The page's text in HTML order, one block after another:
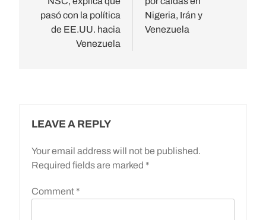
pasó con la política
de EE.UU. hacia
Venezuela
Nigeria, Irán y
Venezuela
LEAVE A REPLY
Your email address will not be published.
Required fields are marked *
Comment *